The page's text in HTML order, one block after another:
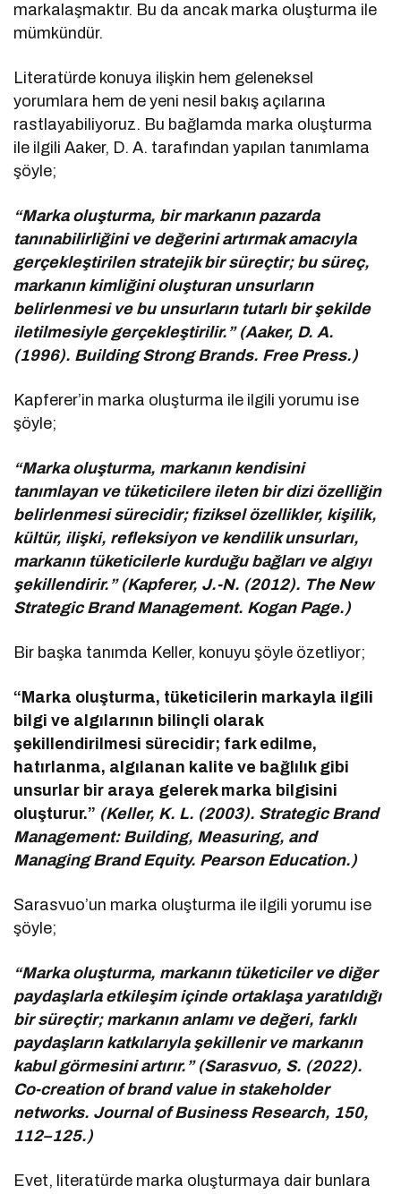
markalaşmaktır. Bu da ancak marka oluşturma ile
mümkündür.
Literatürde konuya ilişkin hem geleneksel
yorumlara hem de yeni nesil bakış açılarına
rastlayabiliyoruz. Bu bağlamda marka oluşturma
ile ilgili Aaker, D. A. tarafından yapılan tanımlama
şöyle;
“Marka oluşturma, bir markanın pazarda
tanınabilirliğini ve değerini artırmak amacıyla
gerçekleştirilen stratejik bir süreçtir; bu süreç,
markanın kimliğini oluşturan unsurların
belirlenmesi ve bu unsurların tutarlı bir şekilde
iletilmesiyle gerçekleştirilir.” (Aaker, D. A.
(1996). Building Strong Brands. Free Press.)
Kapferer’in marka oluşturma ile ilgili yorumu ise
şöyle;
“Marka oluşturma, markanın kendisini
tanımlayan ve tüketicilere ileten bir dizi özelliğin
belirlenmesi sürecidir; fiziksel özellikler, kişilik,
kültür, ilişki, refleksiyon ve kendilik unsurları,
markanın tüketicilerle kurduğu bağları ve algıyı
şekillendirir.” (Kapferer, J.-N. (2012). The New
Strategic Brand Management. Kogan Page.)
Bir başka tanımda Keller, konuyu şöyle özetliyor;
“Marka oluşturma, tüketicilerin markayla ilgili
bilgi ve algılarının bilinçli olarak
şekillendirilmesi sürecidir; fark edilme,
hatırlanma, algılanan kalite ve bağlılık gibi
unsurlar bir araya gelerek marka bilgisini
oluşturur.” (Keller, K. L. (2003). Strategic Brand
Management: Building, Measuring, and
Managing Brand Equity. Pearson Education.)
Sarasvuo’un marka oluşturma ile ilgili yorumu ise
şöyle;
“Marka oluşturma, markanın tüketiciler ve diğer
paydaşlarla etkileşim içinde ortaklaşa yaratıldığı
bir süreçtir; markanın anlamı ve değeri, farklı
paydaşların katkılarıyla şekillenir ve markanın
kabul görmesini artırır.” (Sarasvuo, S. (2022).
Co-creation of brand value in stakeholder
networks. Journal of Business Research, 150,
112–125.)
Evet, literatürde marka oluşturmaya dair bunlara